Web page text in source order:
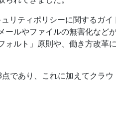
リティポリシーに関するガ
ルやファイルの無害化など
ルト」原則や、働き方改革
であり、これに加えてクラ